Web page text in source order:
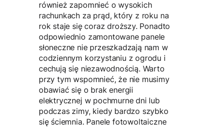
również zapomnieć o wysokich
rachunkach za prąd, który z roku na
rok staje się coraz droższy. Ponadto
odpowiednio zamontowane panele
słoneczne nie przeszkadzają nam w
codziennym korzystaniu z ogrodu i
cechują się niezawodnością. Warto
przy tym wspomnieć, że nie musimy
obawiać się o brak energii
elektrycznej w pochmurne dni lub
podczas zimy, kiedy bardzo szybko
się ściemnia. Panele fotowoltaiczne